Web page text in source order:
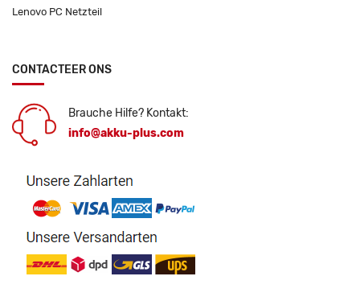
Lenovo PC Netzteil
CONTACTEER ONS
Brauche Hilfe? Kontakt:
info@akku-plus.com